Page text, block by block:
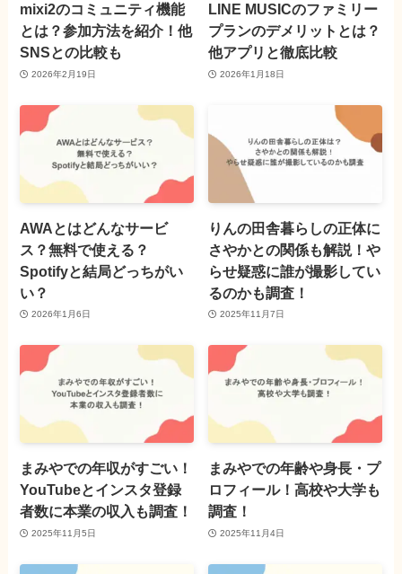
mixi2のコミュニティ機能
とは？参加方法を紹介！他
SNSとの比較も
2026年2月19日
LINE MUSICのファミリー
プランのデメリットとは？
他アプリと徹底比較
2026年1月18日
AWAとはどんなサービ
ス？無料で使える？
Spotifyと結局どっちがい
い？
2026年1月6日
りんの田舎暮らしの正体に
さやかとの関係も解説！や
らせ疑惑に誰が撮影してい
るのかも調査！
2025年11月7日
まみやでの年収がすごい！
YouTubeとインスタ登録
者数に本業の収入も調査！
2025年11月5日
まみやでの年齢や身長・プ
ロフィール！高校や大学も
調査！
2025年11月4日